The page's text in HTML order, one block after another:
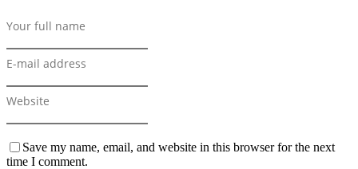
Save my name, email, and website in this browser for the next
time I comment.